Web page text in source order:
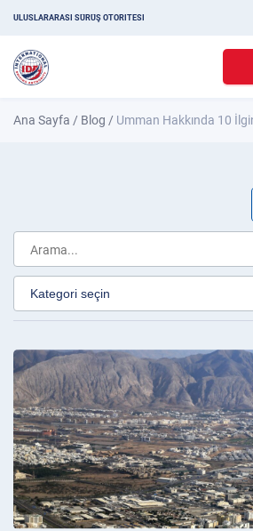
ULUSLARARASI SÜRÜŞ OTORITESI
Ana Sayfa / Blog / Umman Hakkında 10